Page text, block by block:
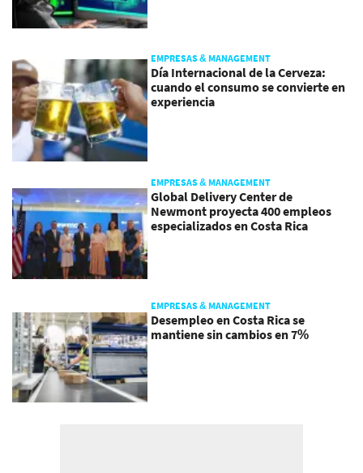
EMPRESAS & MANAGEMENT
Día Internacional de la Cerveza:
cuando el consumo se convierte en
experiencia
EMPRESAS & MANAGEMENT
Global Delivery Center de
Newmont proyecta 400 empleos
especializados en Costa Rica
EMPRESAS & MANAGEMENT
Desempleo en Costa Rica se
mantiene sin cambios en 7%